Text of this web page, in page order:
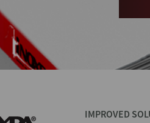
IMPROVED